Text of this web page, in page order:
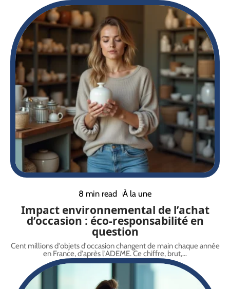
8 min read À la une
Impact environnemental de l’achat
d’occasion : éco-responsabilité en
question
Cent millions d'objets d'occasion changent de main chaque année
en France, d'après l'ADEME. Ce chiffre, brut,…